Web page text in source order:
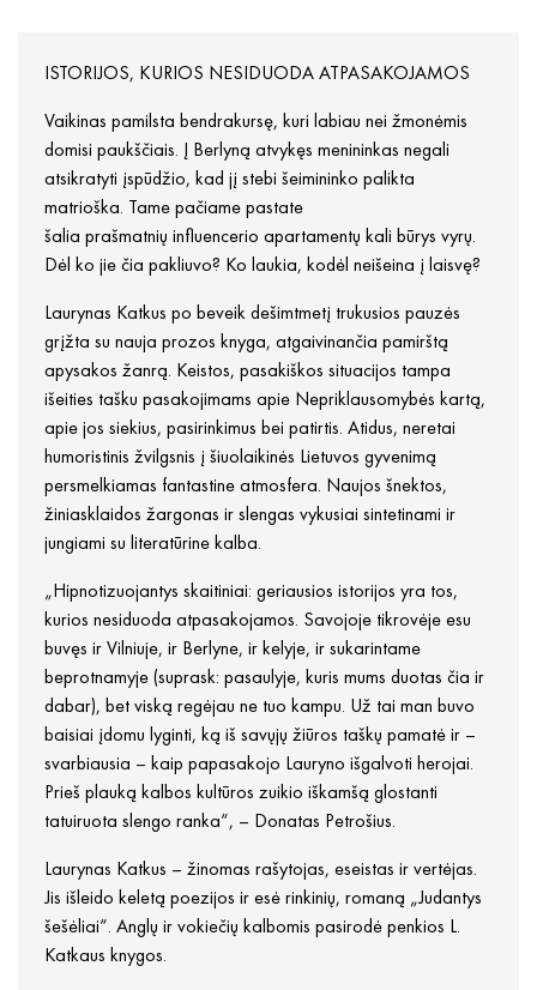
ISTORIJOS, KURIOS NESIDUODA ATPASAKOJAMOS
Vaikinas pamilsta bendrakursę, kuri labiau nei žmonėmis
domisi paukščiais. Į Berlyną atvykęs menininkas negali
atsikratyti įspūdžio, kad jį stebi šeimininko palikta
matrioška. Tame pačiame pastate
šalia prašmatnių influencerio apartamentų kali būrys vyrų.
Dėl ko jie čia pakliuvo? Ko laukia, kodėl neišeina į laisvę?
Laurynas Katkus po beveik dešimtmetį trukusios pauzės
grįžta su nauja prozos knyga, atgaivinančia pamirštą
apysakos žanrą. Keistos, pasakiškos situacijos tampa
išeities tašku pasakojimams apie Nepriklausomybės kartą,
apie jos siekius, pasirinkimus bei patirtis. Atidus, neretai
humoristinis žvilgsnis į šiuolaikinės Lietuvos gyvenimą
persmelkiamas fantastine atmosfera. Naujos šnektos,
žiniasklaidos žargonas ir slengas vykusiai sintetinami ir
jungiami su literatūrine kalba.
„Hipnotizuojantys skaitiniai: geriausios istorijos yra tos,
kurios nesiduoda atpasakojamos. Savojoje tikrovėje esu
buvęs ir Vilniuje, ir Berlyne, ir kelyje, ir sukarintame
beprotnamyje (suprask: pasaulyje, kuris mums duotas čia ir
dabar), bet viską regėjau ne tuo kampu. Už tai man buvo
baisiai įdomu lyginti, ką iš savųjų žiūros taškų pamatė ir –
svarbiausia – kaip papasakojo Lauryno išgalvoti herojai.
Prieš plauką kalbos kultūros zuikio iškamšą glostanti
tatuiruota slengo ranka“, – Donatas Petrošius.
Laurynas Katkus – žinomas rašytojas, eseistas ir vertėjas.
Jis išleido keletą poezijos ir esė rinkinių, romaną „Judantys
šešėliai“. Anglų ir vokiečių kalbomis pasirodė penkios L.
Katkaus knygos.